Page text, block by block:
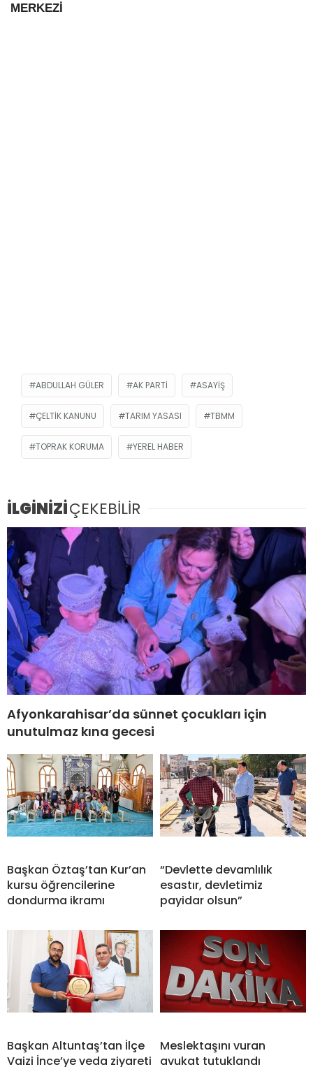
MERKEZİ
ABDULLAH GÜLER AK PARTI ASAYIŞ
ÇELTIK KANUNU TARIM YASASI TBMM
TOPRAK KORUMA YEREL HABER
İLGİNİZİÇEKEBİLİR
Afyonkarahisar’da sünnet çocukları için
unutulmaz kına gecesi
Başkan Öztaş’tan Kur’an
kursu öğrencilerine
dondurma ikramı
“Devlette devamlılık
esastır, devletimiz
payidar olsun”
Başkan Altuntaş’tan İlçe
Vaizi İnce’ye veda ziyareti
Meslektaşını vuran
avukat tutuklandı